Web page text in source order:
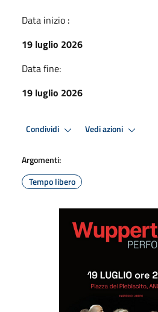
Data inizio :
19 luglio 2026
Data fine:
19 luglio 2026
Condividi Vedi azioni
Argomenti:
Tempo libero